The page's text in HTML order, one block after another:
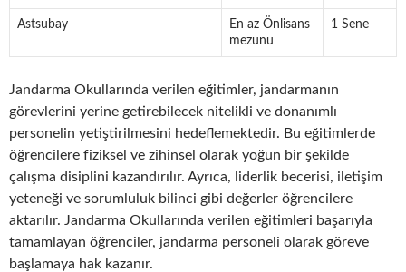
Astsubay
En az Önlisans
mezunu
1 Sene
Jandarma Okullarında verilen eğitimler, jandarmanın
görevlerini yerine getirebilecek nitelikli ve donanımlı
personelin yetiştirilmesini hedeflemektedir. Bu eğitimlerde
öğrencilere fiziksel ve zihinsel olarak yoğun bir şekilde
çalışma disiplini kazandırılır. Ayrıca, liderlik becerisi, iletişim
yeteneği ve sorumluluk bilinci gibi değerler öğrencilere
aktarılır. Jandarma Okullarında verilen eğitimleri başarıyla
tamamlayan öğrenciler, jandarma personeli olarak göreve
başlamaya hak kazanır.